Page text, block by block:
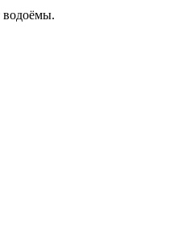
водоёмы.